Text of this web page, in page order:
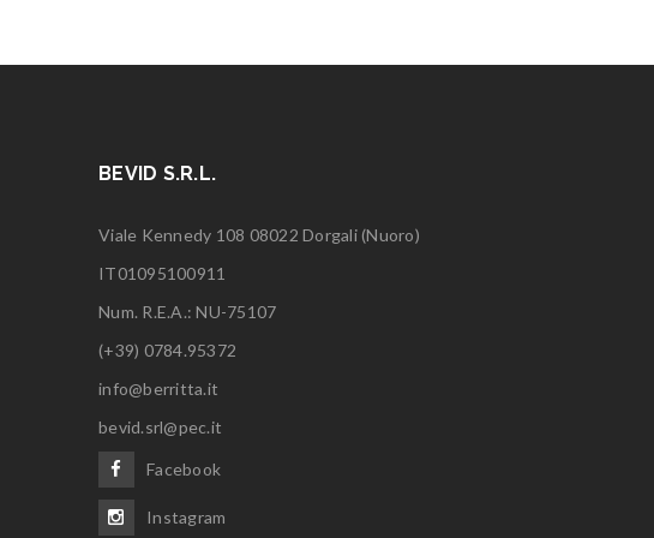
BEVID S.R.L.
Viale Kennedy 108 08022 Dorgali (Nuoro)
IT01095100911
Num. R.E.A.: NU-75107
(+39) 0784.95372
info@berritta.it
bevid.srl@pec.it
Facebook
Instagram